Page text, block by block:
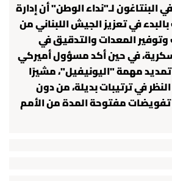
البنتاغون لـ"نداء الوطن" أن إدارة
في تعزيز الجيش اللبناني من
وتوفير المعدات والتدقيق في
في حين أكد مسؤول أميركي
مهمة "اليونيفيل"، مشيرًا
في ترتيبات بديلة، من دون
تفويضات مفتوحة المدة من الأمم